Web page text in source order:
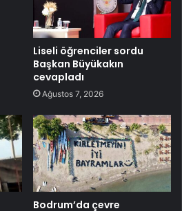
Liseli öğrenciler sordu
Başkan Büyükakın
cevapladı
Ağustos 7, 2026
Bodrum’da çevre